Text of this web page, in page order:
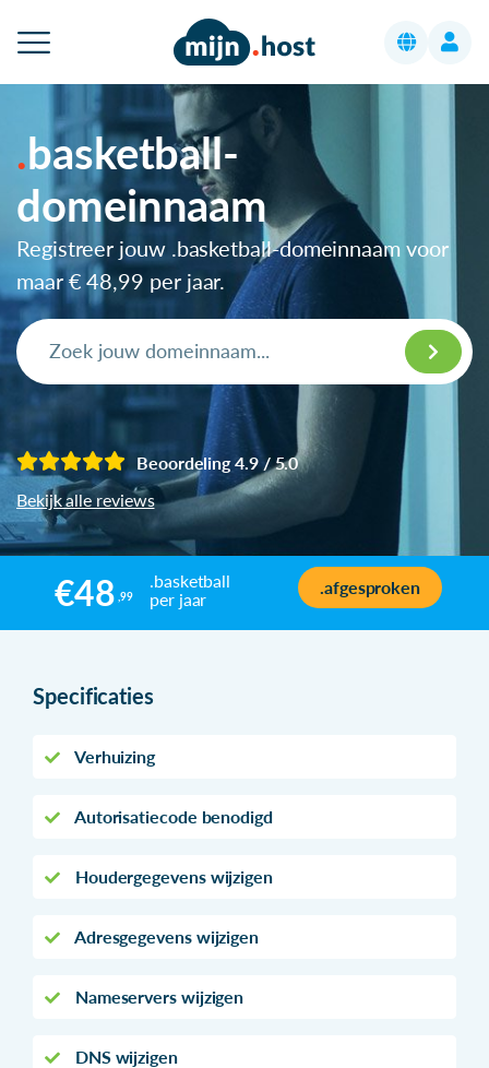
basketball-
domeinnaam
Registreer jouw .basketball-domeinnaam voor
maar € 48,99 per jaar.
Beoordeling 4.9 / 5.0
Bekijk alle reviews
€48 ,99
.basketball
per jaar
.afgesproken
Specificaties
Verhuizing
Autorisatiecode benodigd
Houdergegevens wijzigen
Adresgegevens wijzigen
Nameservers wijzigen
DNS wijzigen